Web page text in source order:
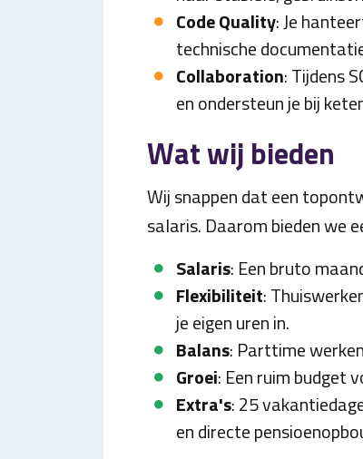
Code Quality: Je
technische
Collaboration: Tijdens
en ondersteun je bij
Wat wij bieden
Wij snappen dat een
salaris. Daarom bieden we
Salaris: Een bruto
Flexibiliteit:
je eigen uren in.
Balans: Parttime
Groei: Een ruim budget
Extra's: 25
en directe